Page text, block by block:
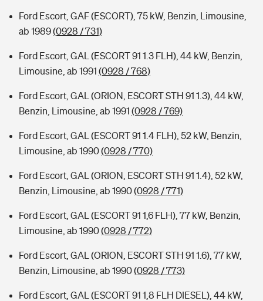
Ford Escort, GAF (ESCORT), 75 kW, Benzin, Limousine,
ab 1989(0928 / 731)
Ford Escort, GAL (ESCORT 91 1.3 FLH), 44 kW, Benzin,
Limousine, ab 1991 (0928 / 768)
Ford Escort, GAL (ORION, ESCORT STH 91 1.3), 44 kW,
Benzin, Limousine, ab 1991 (0928 / 769)
Ford Escort, GAL (ESCORT 91 1.4 FLH), 52 kW, Benzin,
Limousine, ab 1990(0928 / 770)
Ford Escort, GAL (ORION, ESCORT STH 91 1.4), 52 kW,
Benzin, Limousine, ab 1990(0928 / 771)
Ford Escort, GAL (ESCORT 91 1,6 FLH), 77 kW, Benzin,
Limousine, ab 1990(0928 / 772)
Ford Escort, GAL (ORION, ESCORT STH 91 1.6), 77 kW,
Benzin, Limousine, ab 1990(0928 / 773)
Ford Escort, GAL (ESCORT 91 1,8 FLH DIESEL), 44 kW,